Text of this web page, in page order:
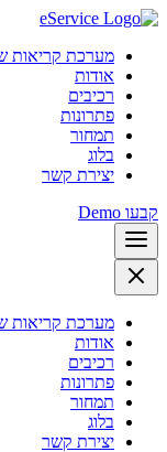
מערכת קריאות
אודות
רכיבים
פתרונות
תמחור
בלוג
יצירת קשר
קבעו Demo
מערכת קריאות
אודות
רכיבים
פתרונות
תמחור
בלוג
יצירת קשר